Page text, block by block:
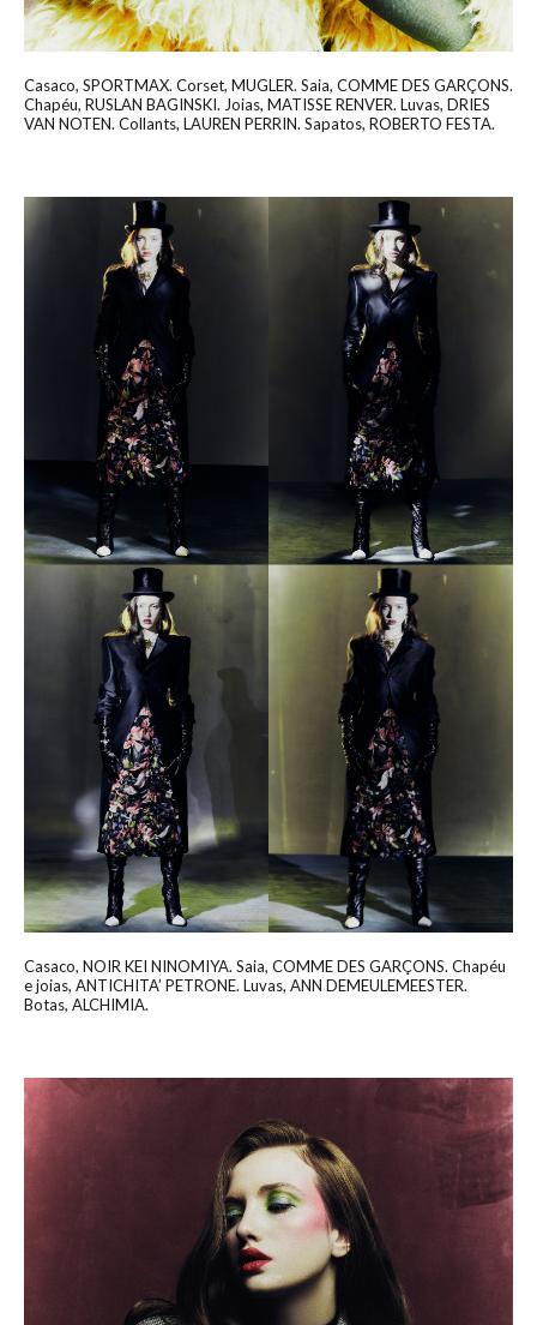
Casaco, SPORTMAX. Corset, MUGLER. Saia, COMME DES GARÇONS.
Chapéu, RUSLAN BAGINSKI. Joias, MATISSE RENVER. Luvas, DRIES
VAN NOTEN. Collants, LAUREN PERRIN. Sapatos, ROBERTO FESTA.
Casaco, NOIR KEI NINOMIYA. Saia, COMME DES GARÇONS. Chapéu
e joias, ANTICHITA’ PETRONE. Luvas, ANN DEMEULEMEESTER.
Botas, ALCHIMIA.